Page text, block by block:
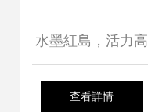
水墨紅島，活力高
新 一場紀念改革開
查看詳情